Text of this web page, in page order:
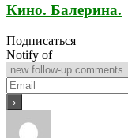
Кино. Балерина.
Подписаться
Notify of